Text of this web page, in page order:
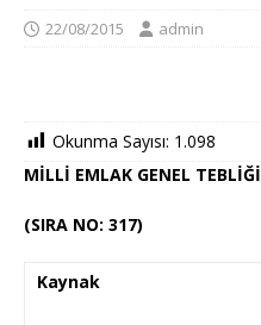
22/08/2015 admin
Okunma Sayısı: 1.098
MİLLİ EMLAK GENEL TEBLİĞİ
(SIRA NO: 317)
Kaynak